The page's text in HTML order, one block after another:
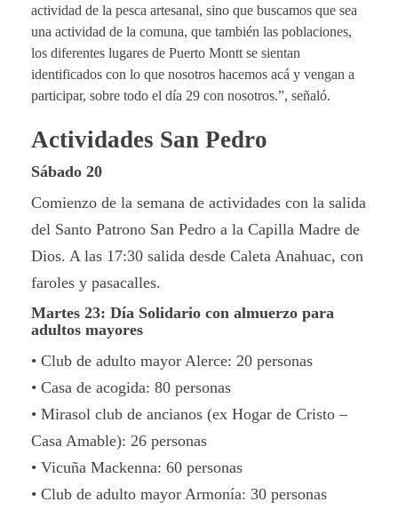
actividad de la pesca artesanal, sino que buscamos que sea
una actividad de la comuna, que también las poblaciones,
los diferentes lugares de Puerto Montt se sientan
identificados con lo que nosotros hacemos acá y vengan a
participar, sobre todo el día 29 con nosotros.”, señaló.
Actividades San Pedro
Sábado 20
Comienzo de la semana de actividades con la salida
del Santo Patrono San Pedro a la Capilla Madre de
Dios. A las 17:30 salida desde Caleta Anahuac, con
faroles y pasacalles.
Martes 23: Día Solidario con almuerzo para
adultos mayores
• Club de adulto mayor Alerce: 20 personas
• Casa de acogida: 80 personas
• Mirasol club de ancianos (ex Hogar de Cristo –
Casa Amable): 26 personas
• Vicuña Mackenna: 60 personas
• Club de adulto mayor Armonía: 30 personas